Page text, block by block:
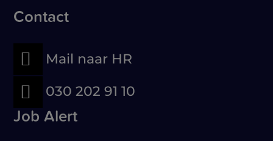
Contact
 Mail naar HR
 030 202 91 10
Job Alert